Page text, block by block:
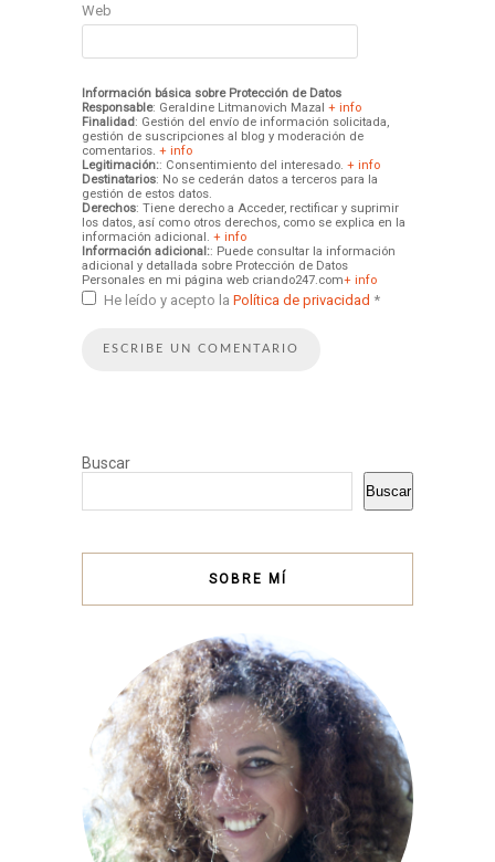
Web
Información básica sobre Protección de Datos
Responsable: Geraldine Litmanovich Mazal + info
Finalidad: Gestión del envío de información solicitada,
gestión de suscripciones al blog y moderación de
comentarios. + info
Legitimación:: Consentimiento del interesado. + info
Destinatarios: No se cederán datos a terceros para la
gestión de estos datos.
Derechos: Tiene derecho a Acceder, rectificar y suprimir
los datos, así como otros derechos, como se explica en la
información adicional. + info
Información adicional:: Puede consultar la información
adicional y detallada sobre Protección de Datos
Personales en mi página web criando247.com+ info
He leído y acepto la Política de privacidad *
Buscar
Buscar
SOBRE MÍ